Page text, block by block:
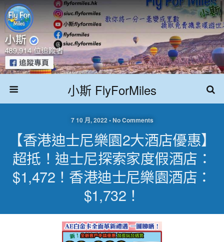
小斯 FlyForMiles
7 10 月, 2022 • No Comments
【香港迪士尼樂園2大酒店優惠】
超抵！迪士尼探索家度假酒店：
$1,472！香港迪士尼樂園酒店：
$1,732！